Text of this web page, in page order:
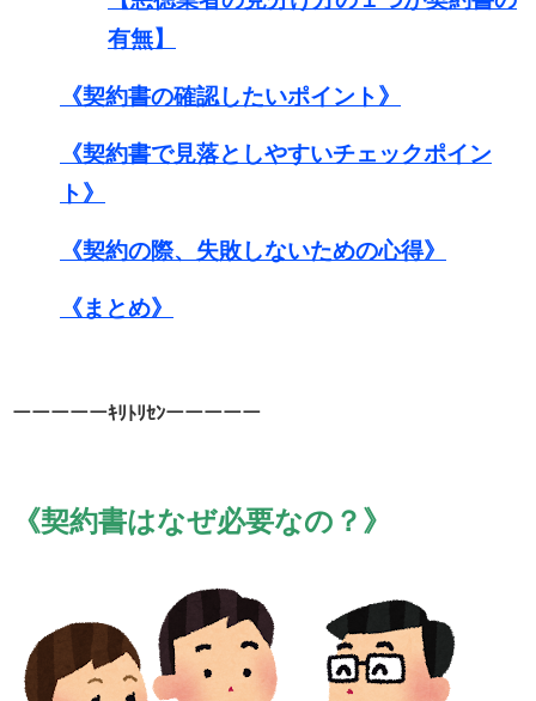
有無】
《契約書の確認したいポイント》
《契約書で見落としやすいチェックポイン
ト》
《契約の際、失敗しないための心得》
《まとめ》
ーーーーーｷﾘﾄﾘｾﾝーーーーー
《契約書はなぜ必要なの？ 》